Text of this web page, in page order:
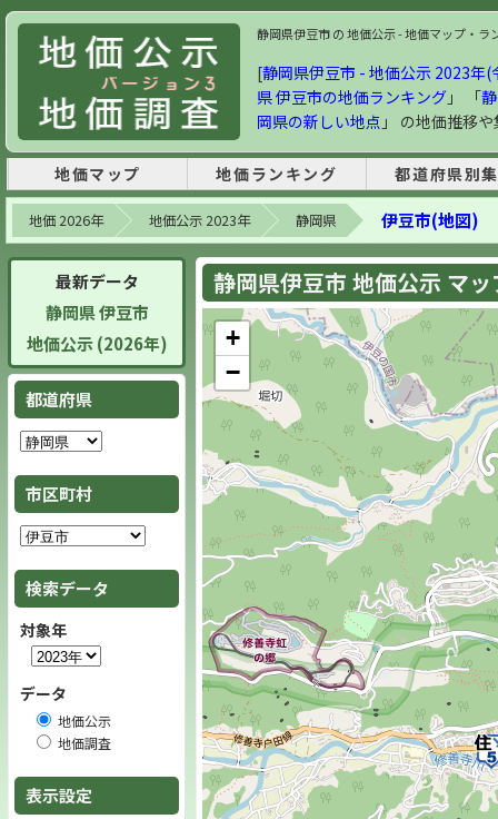
静岡県伊豆市 の 地価公示 - 地価マップ・ラ
[静岡県伊豆市 - 地価公示 2023年(
県 伊豆市の地価ランキング 」 「
岡県の新しい地点 」 の地価推移
地価マップ 地価ランキング 都道府県別
地価 2026年 地価公示 2023年 静岡県 伊豆市(地図)
最新データ
静岡県 伊豆市
地価公示 (2026年)
都道府県
市区町村
検索データ
対象年
データ
地価公示
地価調査
表示設定
静岡県伊豆市 地価公示 マ
+
−